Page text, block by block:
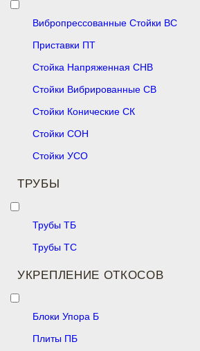
Вибропрессованные Стойки ВС
Приставки ПТ
Стойка Напряженная СНВ
Стойки Вибрированные СВ
Стойки Конические СК
Стойки СОН
Стойки УСО
ТРУБЫ
Трубы ТБ
Трубы ТС
УКРЕПЛЕНИЕ ОТКОСОВ
Блоки Упора Б
Плиты ПБ